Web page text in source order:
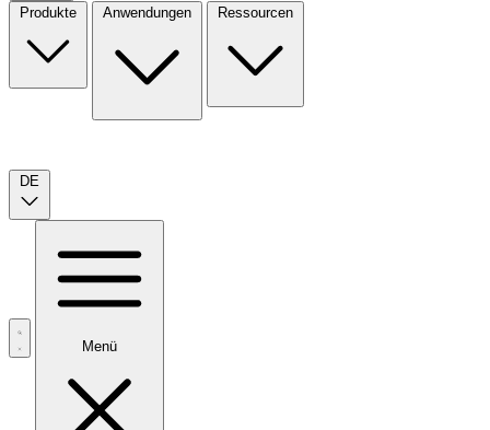
Produkte
Anwendungen Ressourcen
DE
Menü